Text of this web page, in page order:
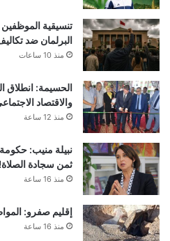
تنسيقية الموظفين
البرلمان ضد
منذ 10 ساعات
الحسيمة: انطلاق
والاقتصاد
منذ 12 ساعة
نبيلة منيب:
ثمن سجادة الصلاة!
منذ 16 ساعة
إقليم صفرو:
منذ 16 ساعة